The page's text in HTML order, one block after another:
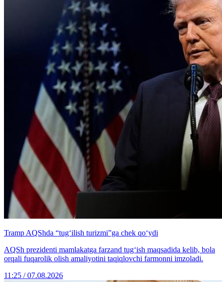
Tramp AQShda “tug‘ilish turizmi”ga chek qo‘ydi
AQSh prezidenti mamlakatga farzand tug‘ish maqsadida kelib, bola
orqali fuqarolik olish amaliyotini taqiqlovchi farmonni imzoladi.
11:25 / 07.08.2026